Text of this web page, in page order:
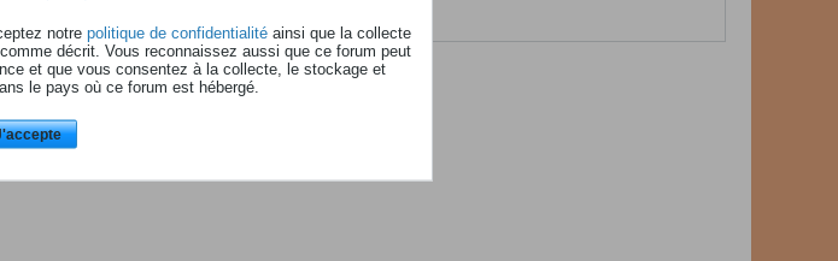
notre politique de confidentialité ainsi que la collecte
décrit. Vous reconnaissez aussi que ce forum peut
et que vous consentez à la collecte, le stockage et
le pays où ce forum est hébergé.